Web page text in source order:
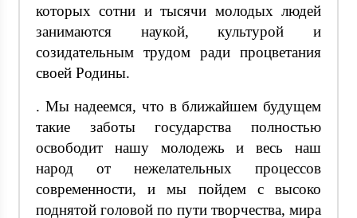
которых сотни и тысячи молодых людей
занимаются наукой, культурой и
созидательным трудом ради процветания
своей Родины.
. Мы надеемся, что в ближайшем будущем
такие заботы государства полностью
освободит нашу молодежь и весь наш
народ от нежелательных процессов
современности, и мы пойдем с высоко
поднятой головой по пути творчества, мира